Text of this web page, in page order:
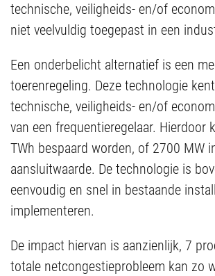
technische, veiligheids- en/of
niet veelvuldig toegepast in een
Een onderbelicht alternatief is een
toerenregeling. Deze technologie
technische, veiligheids- en/of
van een frequentieregelaar. Hierdoor
TWh bespaard worden, of 2700 MW
aansluitwaarde. De technologie is
eenvoudig en snel in bestaande
implementeren.
De impact hiervan is aanzienlijk, 7
totale netcongestieprobleem kan zo